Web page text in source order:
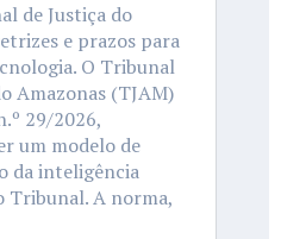
de Justiça do
e prazos para
O Tribunal
Amazonas (TJAM)
29/2026,
um modelo de
da inteligência
A norma,